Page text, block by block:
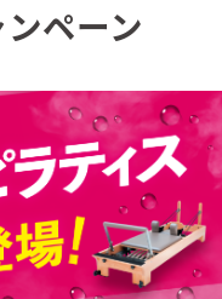
ペーン